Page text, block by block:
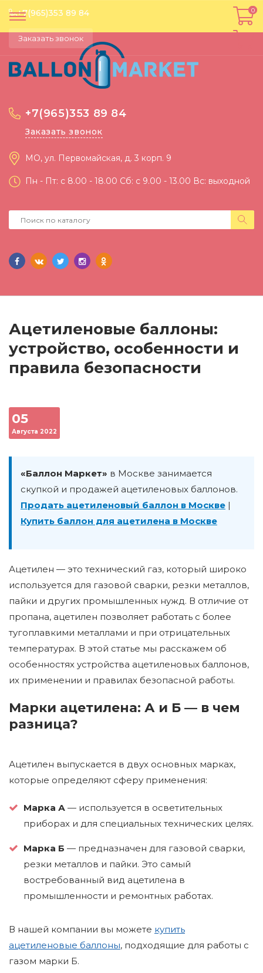
+7(965)353 89 84
Заказать звонок
МО, ул. Первомайская, д. 3 корп. 9
Пн - Пт: c 8.00 - 18.00 Сб: c 9.00 - 13.00 Вс: выходной
+7(965)353 89 84
Заказать звонок
0
0
Ацетиленовые баллоны:
устройство, особенности и
правила безопасности
05
Августа 2022
«Баллон Маркет» в Москве занимается
скупкой и продажей ацетиленовых баллонов.
Продать ацетиленовый баллон в Москве |
Купить баллон для ацетилена в Москве
Ацетилен — это технический газ, который широко
используется для газовой сварки, резки металлов,
пайки и других промышленных нужд. В отличие от
пропана, ацетилен позволяет работать с более
тугоплавкими металлами и при отрицательных
температурах. В этой статье мы расскажем об
особенностях устройства ацетиленовых баллонов,
их применении и правилах безопасной работы.
Марки ацетилена: А и Б — в чем
разница?
Ацетилен выпускается в двух основных марках,
которые определяют сферу применения:
Марка А — используется в осветительных
приборах и для специальных технических целях.
Марка Б — предназначен для газовой сварки,
резки металлов и пайки. Это самый
востребованный вид ацетилена в
промышленности и ремонтных работах.
В нашей компании вы можете купить
ацетиленовые баллоны, подходящие для работы с
газом марки Б.